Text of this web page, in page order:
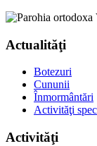
Actualităţi
Botezuri
Cununii
Înmormântări
Activităţi
Activităţi